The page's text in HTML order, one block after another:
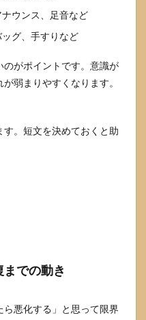
ウンス、足音など
グ、手すりなど
のがポイントです。意識が
弱まりやすくなります。
す。短文を決めておくと助
での動き
ら悪化する」と思って限界